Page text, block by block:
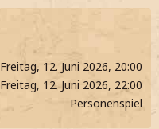
Freitag, 12. Juni 2026, 20:00
Freitag, 12. Juni 2026, 22:00
Personenspiel